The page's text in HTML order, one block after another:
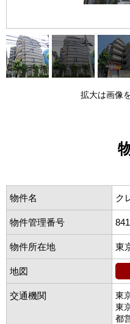
拡大は画像
物件名 ク
物件管理番号
物件所在地 東
地図
交通機関
東
東
都